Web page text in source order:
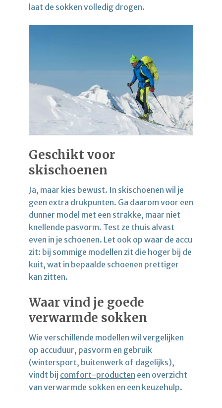
laat de sokken volledig drogen.
Geschikt voor
skischoenen
Ja, maar kies bewust. In skischoenen wil je
geen extra drukpunten. Ga daarom voor een
dunner model met een strakke, maar niet
knellende pasvorm. Test ze thuis alvast
even in je schoenen. Let ook op waar de accu
zit: bij sommige modellen zit die hoger bij de
kuit, wat in bepaalde schoenen prettiger
kan zitten.
Waar vind je goede
verwarmde sokken
Wie verschillende modellen wil vergelijken
op accuduur, pasvorm en gebruik
(wintersport, buitenwerk of dagelijks),
vindt bij comfort-producten een overzicht
van verwarmde sokken en een keuzehulp.